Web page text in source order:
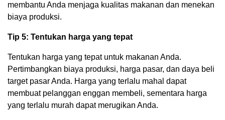
membantu Anda menjaga kualitas makanan dan menekan
biaya produksi.
Tip 5: Tentukan harga yang tepat
Tentukan harga yang tepat untuk makanan Anda.
Pertimbangkan biaya produksi, harga pasar, dan daya beli
target pasar Anda. Harga yang terlalu mahal dapat
membuat pelanggan enggan membeli, sementara harga
yang terlalu murah dapat merugikan Anda.